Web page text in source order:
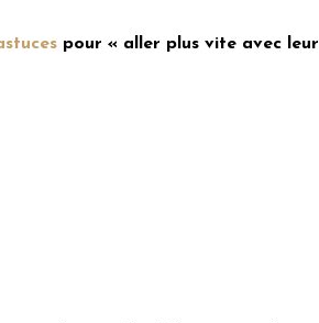
pour « aller plus vite avec leur